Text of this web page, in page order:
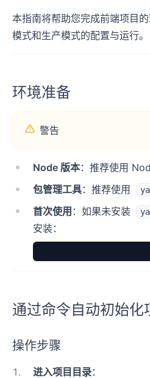
本指南将帮助您完成前端项目
模式和生产模式的配置与运行。
环境准备
警告
Node 版本：推荐使用
包管理工具：推荐使用
首次使用 ：如果未安装
安装：
通过命令自动初始化
操作步骤
1 . 进入项目目录：